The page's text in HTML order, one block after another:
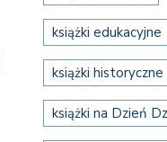
książki edukacyjne
książki historyczne
książki na Dzień